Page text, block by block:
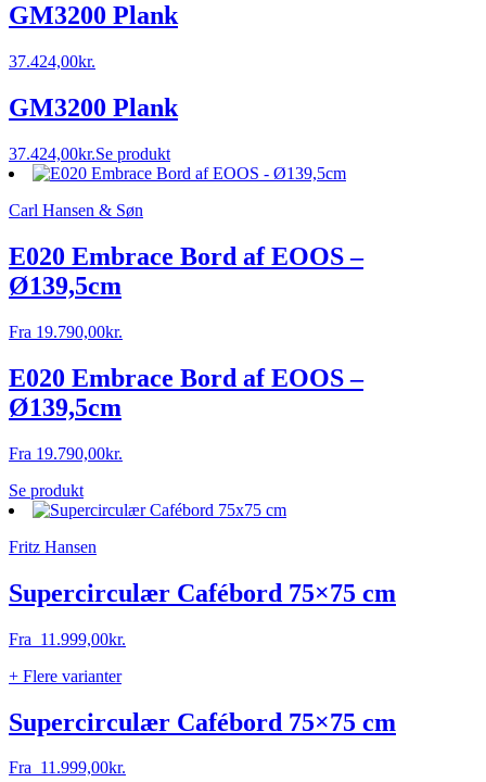
GM3200 Plank
37.424,00kr.
GM3200 Plank
37.424,00kr.Se produkt
Carl Hansen & Søn
E020 Embrace Bord af EOOS –
Ø139,5cm
Fra 19.790,00kr.
E020 Embrace Bord af EOOS –
Ø139,5cm
Fra 19.790,00kr.
Se produkt
Fritz Hansen
Supercirculær Cafébord 75×75 cm
Fra 11.999,00kr.
+ Flere varianter
Supercirculær Cafébord 75×75 cm
Fra 11.999,00kr.